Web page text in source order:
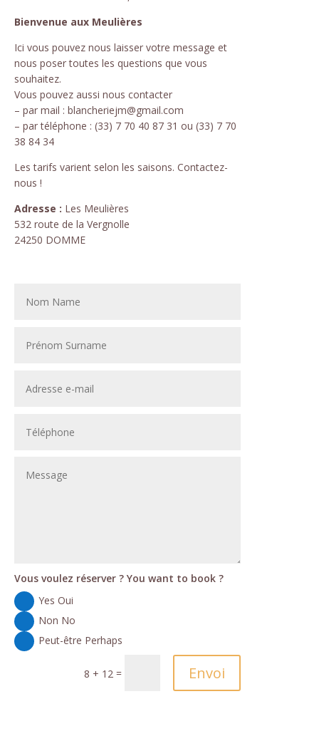
Bienvenue aux Meulières
Ici vous pouvez nous laisser votre message et
nous poser toutes les questions que vous
souhaitez.
Vous pouvez aussi nous contacter
– par mail : blancheriejm@gmail.com
– par téléphone : (33) 7 70 40 87 31 ou (33) 7 70
38 84 34
Les tarifs varient selon les saisons. Contactez-
nous !
Adresse : Les Meulières
532 route de la Vergnolle
24250 DOMME
Vous voulez réserver ? You want to book ?
Yes Oui
Non No
Peut-être Perhaps
8 + 12 = Envoi